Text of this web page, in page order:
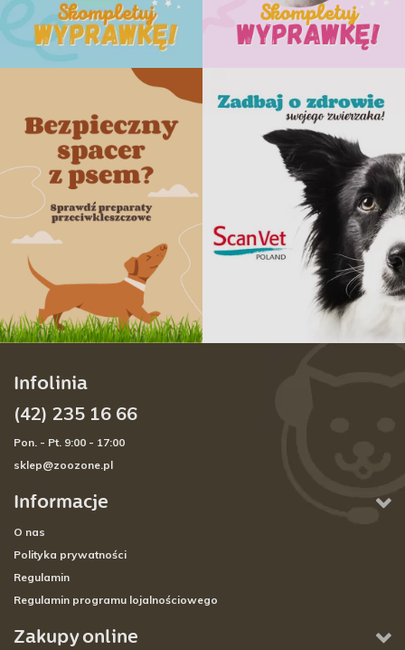
Informacje
O nas
Polityka prywatności
Regulamin
Regulamin programu lojalnościowego
Zakupy online
Infolinia
(42) 235 16 66
Pon. - Pt. 9:00 - 17:00
sklep@zoozone.pl